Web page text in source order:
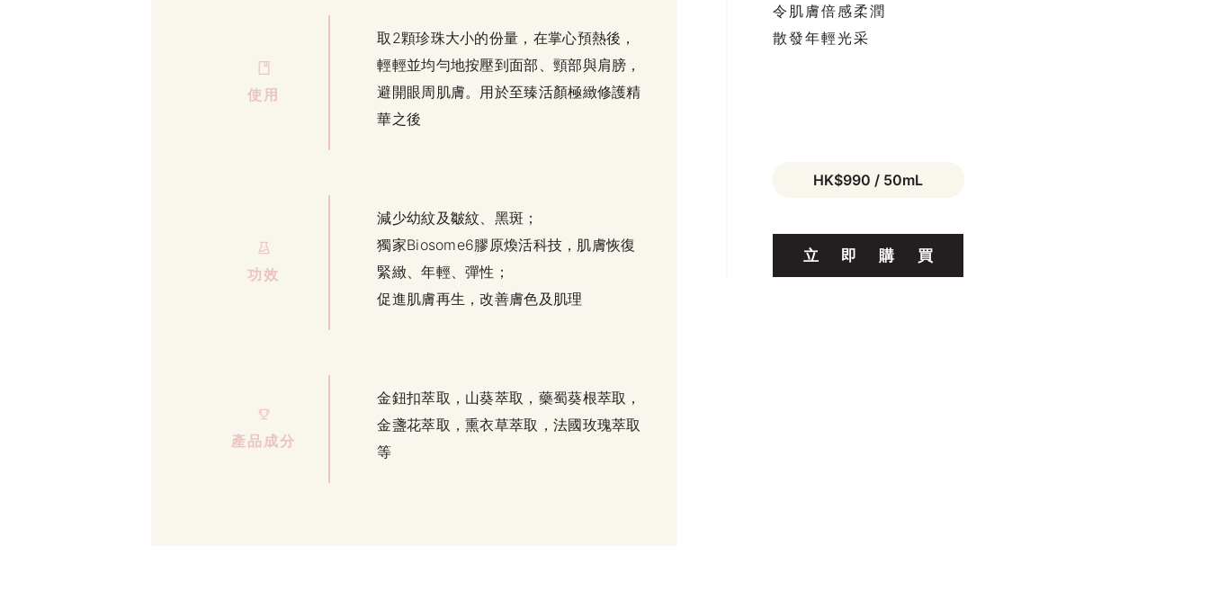
令肌膚倍感柔潤
散發年輕光采
HK$990 / 50mL
立 即 購 買
使用
取2顆珍珠大小的份量，在掌心預熱後，
輕輕並均勻地按壓到面部、頸部與肩膀，
避開眼周肌膚。用於至臻活顏極緻修護精
華之後
功效
減少幼紋及皺紋、黑斑；
獨家Biosome6膠原煥活科技，肌膚恢復
緊緻、年輕、彈性；
促進肌膚再生，改善膚色及肌理
產品成分
金鈕扣萃取，山葵萃取，藥蜀葵根萃取，
金盞花萃取，熏衣草萃取，法國玫瑰萃取
等